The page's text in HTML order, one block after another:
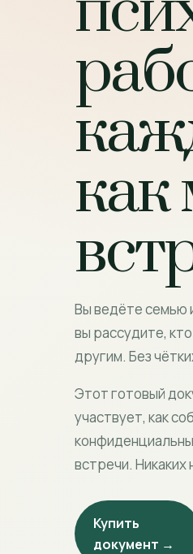
как
Вы ведёте семью
вы рассудите,
другим. Без
Этот готовый
участвует, как
встречи.
Купить
документ →